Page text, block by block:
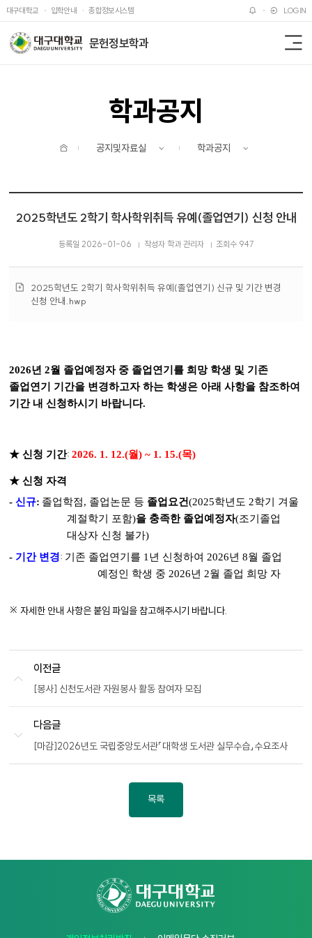
본문 바로가기
주메뉴 바로가기
대구대학교 입학안내 종합정보시스템 LOGIN
문헌정보학과
학과공지
공지및자료실 학과공지
2025학년도 2학기 학사학위취득 유예(졸업연기) 신청 안내
등록일 2026-01-06 작성자 학과 관리자 조회수 947
첨
부
2025학년도 2학기 학사학위취득 유예(졸업연기) 신규 및 기간 변경
신청 안내.hwp
2026년2월 졸업예정자 중 졸업연기를 희망 학생 및 기존
졸업연기 기간을 변경하고자 하는 학생은 아래 사항을 참조하여
기간 내 신청하시기 바랍니다.
★신청 기간:2026. 1. 12.(월) ~ 1. 15.(목)
★신청 자격
-신규: 졸업학점, 졸업논문 등 졸업요건(2025학년도2학기 겨울
계절학기 포함)을 충족한 졸업예정자(조기졸업
대상자 신청 불가)
- 기간 변경: 기존 졸업연기를 1 년 신청하여 2026년8월 졸업
예정인 학생 중 2026년 2월 졸업 희망 자
※ 자세한 안내 사항은 붙임 파일을 참고해주시기 바랍니다.
이전글
[봉사] 신천도서관 자원봉사 활동 참여자 모집
다음글
[마감]2026년도 국립중앙도서관「대학생 도서관 실무수습」수요조사
목록